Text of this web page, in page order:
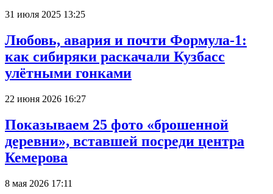
31 июля 2025 13:25
Любовь, авария и почти Формула-1:
как сибиряки раскачали Кузбасс
улётными гонками
22 июня 2026 16:27
Показываем 25 фото «брошенной
деревни», вставшей посреди центра
Кемерова
8 мая 2026 17:11